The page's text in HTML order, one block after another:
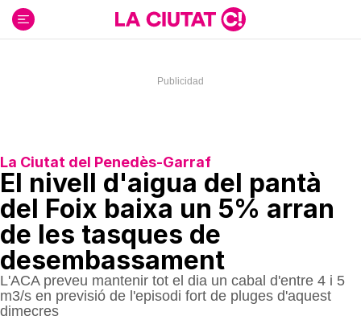
contenido
La Ciutat del Penedès-Garraf
El nivell d'aigua del pantà
del Foix baixa un 5% arran
de les tasques de
desembassament
L'ACA preveu mantenir tot el dia un cabal d'entre 4 i 5
m3/s en previsió de l'episodi fort de pluges d'aquest
dimecres